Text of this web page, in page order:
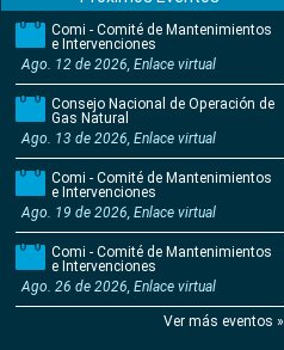
Comi - Comité de Mantenimientos
e Intervenciones
Ago. 12 de 2026, Enlace virtual
Consejo Nacional de Operación de
Gas Natural
Ago. 13 de 2026, Enlace virtual
Comi - Comité de Mantenimientos
e Intervenciones
Ago. 19 de 2026, Enlace virtual
Comi - Comité de Mantenimientos
e Intervenciones
Ago. 26 de 2026, Enlace virtual
Ver más eventos »